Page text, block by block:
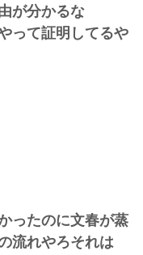
が分かるな
って証明してるや
ったのに文春が蒸
流れやろそれは